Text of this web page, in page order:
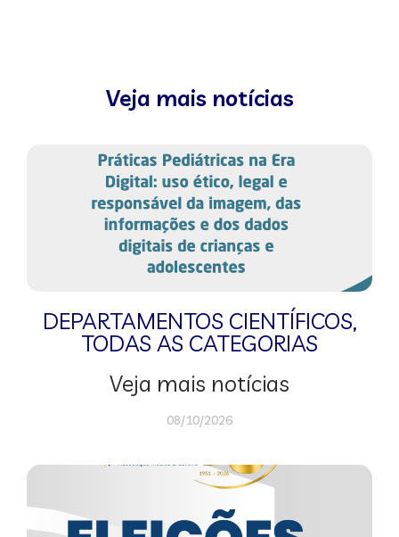
Veja mais notícias
DEPARTAMENTOS CIENTÍFICOS,
TODAS AS CATEGORIAS
Veja mais notícias
08/10/2026